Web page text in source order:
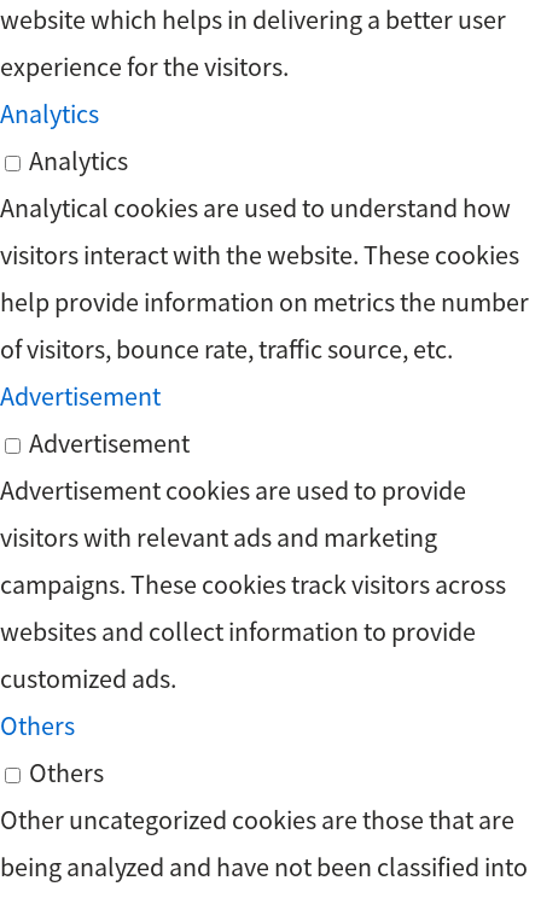
website which helps in delivering a better user
experience for the visitors.
Analytics
Analytics
Analytical cookies are used to understand how
visitors interact with the website. These cookies
help provide information on metrics the number
of visitors, bounce rate, traffic source, etc.
Advertisement
Advertisement
Advertisement cookies are used to provide
visitors with relevant ads and marketing
campaigns. These cookies track visitors across
websites and collect information to provide
customized ads.
Others
Others
Other uncategorized cookies are those that are
being analyzed and have not been classified into